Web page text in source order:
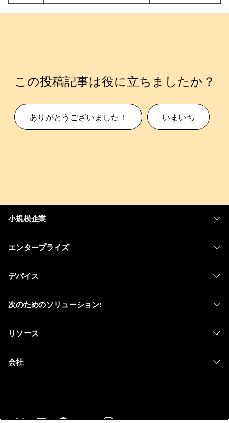
この投稿記事は役に立ちましたか？
ありがとうございました！ いまいち
小規模企業
エンタープライズ
Meetings
デバイス
次のためのソリューション:
リソース
会社
セールスに問い合わせ